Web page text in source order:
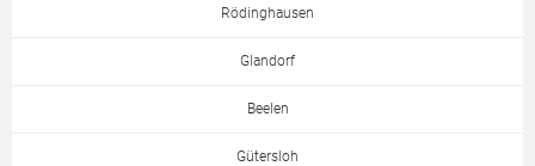
Rödinghausen
Glandorf
Beelen
Gütersloh